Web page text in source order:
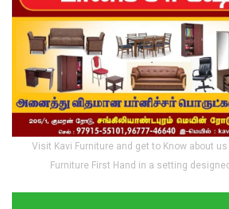
Visit Kavi Furniture and get to Know about
Furniture First Hand in a setting